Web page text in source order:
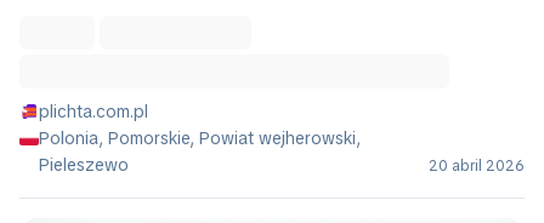
plichta.com.pl
Polonia, Pomorskie, Powiat wejherowski,
Pieleszewo
20 abril 2026